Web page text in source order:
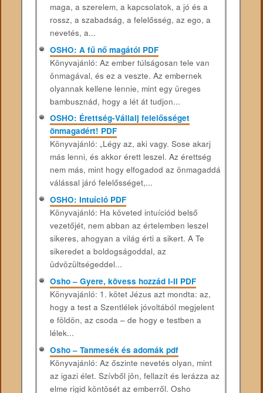
maga, a szerelem, a kapcsolatok, a jó és a
rossz, a szabadság, a felelősség, az ego, a
nevetés, a...
OSHO: A fű nő magától PDF
Könyvajánló: Az ember túlságosan tele van
önmagával, és ez a veszte. Az embernek
olyannak kellene lennie, mint egy üreges
bambusznád, hogy a lét át tudjon...
OSHO: Érettség-Vállalj felelősséget
önmagadért! PDF
Könyvajánló: „Légy az, aki vagy. Sose akarj
más lenni, és akkor érett leszel. Az érettség
nem más, mint hogy elfogadod az önmagaddá
válással járó felelősséget,...
OSHO: Intuíció PDF
Könyvajánló: Ha ​követed intuíciód belső
vezetőjét, nem abban az értelemben leszel
sikeres, ahogyan a világ érti a sikert. A Te
sikeredet a boldogságoddal, az
üdvözültségeddel...
Osho – Gyere, kövess hozzád I-II PDF
Könyvajánló: 1. kötet Jézus azt mondta: az,
hogy a test a Szentlélek jóvoltából megjelent
e földön, az csoda – de hogy e testben a
lélek...
Osho – Tanmesék és adomák pdf
Könyvajánló: Az őszinte nevetés olyan, mint
az igazi élet. Szívből jön, fellazít és lerázza az
elme rigid köntösét az emberről. Osho